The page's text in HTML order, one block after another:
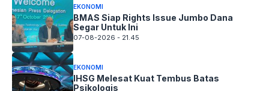
EKONOMI
BMAS Siap Rights Issue Jumbo Dana
Segar Untuk Ini
07-08-2026 - 21.45
EKONOMI
IHSG Melesat Kuat Tembus Batas
Psikologis